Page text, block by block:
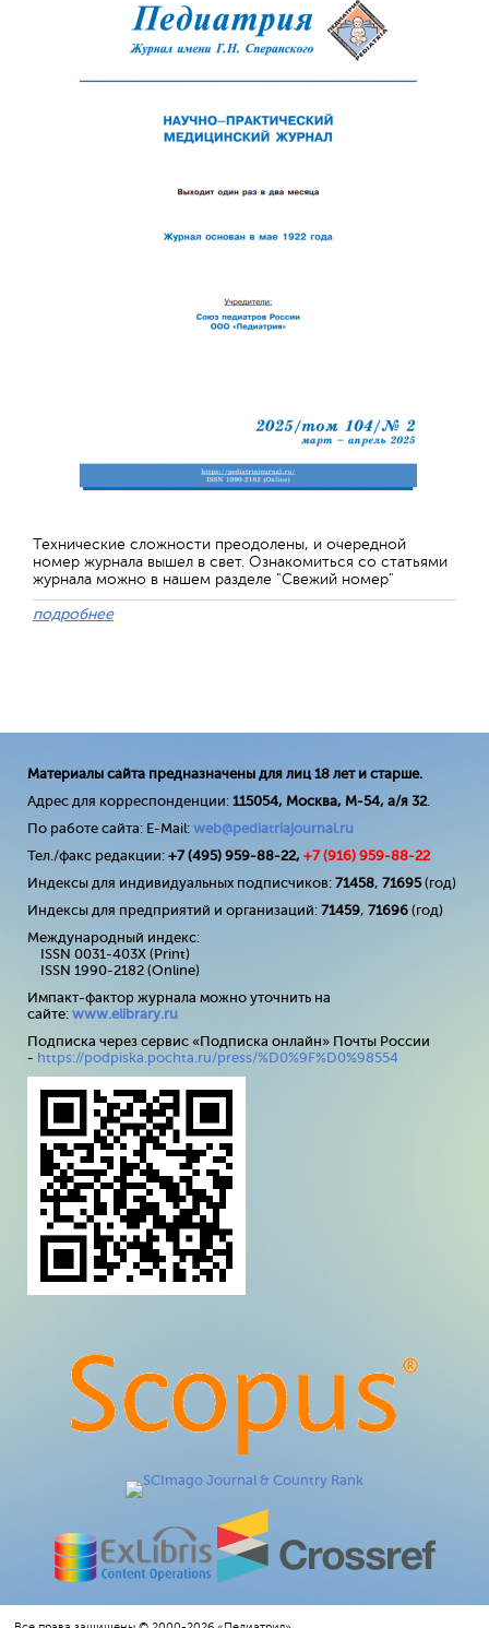
Технические сложности преодолены, и очередной
номер журнала вышел в свет. Ознакомиться со статьями
журнала можно в нашем разделе "Свежий номер"
подробнее
Материалы сайта предназначены для лиц 18 лет и старше.
Адрес для корреспонденции: 115054, Москва, М-54, а/я 32.
По работе сайта: E-Mail: web@pediatriajournal.ru
Тел./факс редакции: +7 (495) 959-88-22, +7 (916) 959-88-22
Индексы для индивидуальных подписчиков: 71458, 71695(год)
Индексы для предприятий и организаций: 71459, 71696 (год)
Международный индекс:
ISSN 0031-403X (Print)
ISSN 1990-2182 (Online)
Импакт-фактор журнала можно уточнить на
сайте: www.elibrary.ru
Подписка через сервис «Подписка онлайн» Почты России
- https://podpiska.pochta.ru/press/%D0%9F%D0%98554